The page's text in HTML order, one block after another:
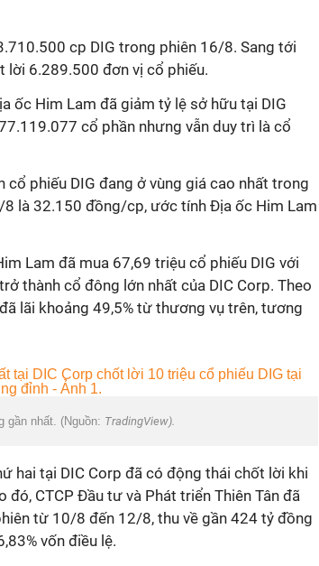
cp DIG trong phiên 16/8. Sang tới
lời 6.289.500 đơn vị cổ phiếu.
ốc Him Lam đã giảm tỷ lệ sở hữu tại DIG
cổ phần nhưng vẫn duy trì là cổ
phiếu DIG đang ở vùng giá cao nhất trong
là 32.150 đồng/cp, ước tính Địa ốc Him Lam
Lam đã mua 67,69 triệu cổ phiếu DIG với
thành cổ đông lớn nhất của DIC Corp. Theo
lãi khoảng 49,5% từ thương vụ trên, tương
gần nhất. (Nguồn: TradingView).
hai tại DIC Corp đã có động thái chốt lời khi
CTCP Đầu tư và Phát triển Thiên Tân đã
từ 10/8 đến 12/8, thu về gần 424 tỷ đồng
vốn điều lệ.